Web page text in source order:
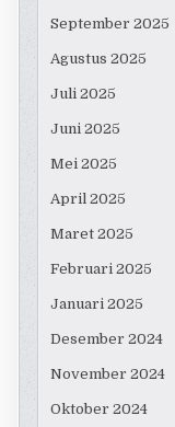
September 2025
Agustus 2025
Juli 2025
Juni 2025
Mei 2025
April 2025
Maret 2025
Februari 2025
Januari 2025
Desember 2024
November 2024
Oktober 2024